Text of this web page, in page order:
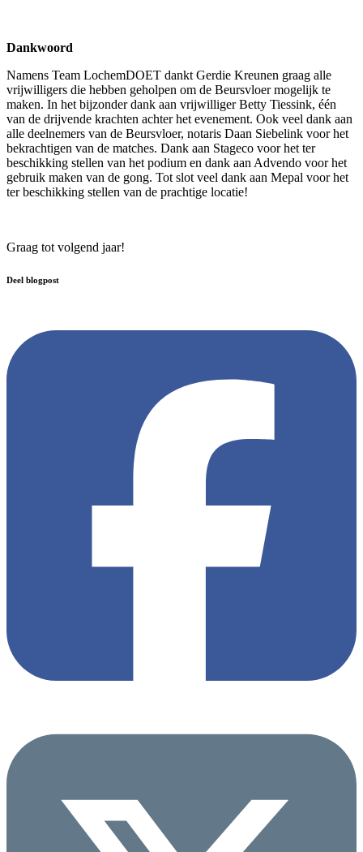
Dankwoord
Namens Team LochemDOET dankt Gerdie Kreunen graag alle
vrijwilligers die hebben geholpen om de Beursvloer mogelijk te
maken. In het bijzonder dank aan vrijwilliger Betty Tiessink, één
van de drijvende krachten achter het evenement. Ook veel dank aan
alle deelnemers van de Beursvloer, notaris Daan Siebelink voor het
bekrachtigen van de matches. Dank aan Stageco voor het ter
beschikking stellen van het podium en dank aan Advendo voor het
gebruik maken van de gong. Tot slot veel dank aan Mepal voor het
ter beschikking stellen van de prachtige locatie!
Graag tot volgend jaar!
Deel blogpost